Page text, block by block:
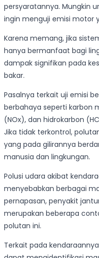
persyaratannya. Mungkin
ingin menguji emisi motor
Karena memang, jika
hanya bermanfaat bagi
dampak signifikan pada
bakar.
Pasalnya terkait uji emisi
berbahaya seperti karbon
(NOx), dan hidrokarbon
Jika tidak terkontrol,
yang pada gilirannya
manusia dan lingkungan.
Polusi udara akibat
menyebabkan berbagai
pernapasan, penyakit
merupakan beberapa
polutan ini.
Terkait pada